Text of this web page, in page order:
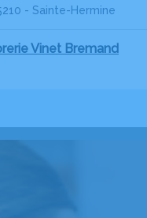
- Sainte-Hermine
Vinet Bremand